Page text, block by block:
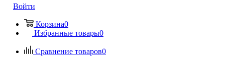
Войти
Корзина0
Избранные товары0
Сравнение товаров0